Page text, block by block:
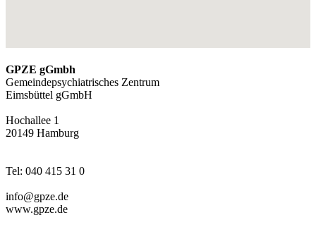
GPZE gGmbh
Gemeindepsychiatrisches Zentrum
Eimsbüttel gGmbH
Hochallee 1
20149 Hamburg
Tel: 040 415 31 0
info@gpze.de
www.gpze.de